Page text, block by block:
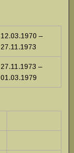
12.03.1970 –
27.11.1973
27.11.1973 –
01.03.1979